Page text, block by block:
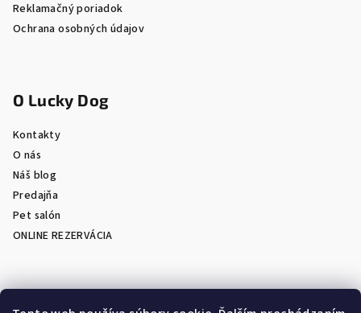
Reklamačný poriadok
Ochrana osobných údajov
O Lucky Dog
Kontakty
O nás
Náš blog
Predajňa
Pet salón
ONLINE REZERVÁCIA
Prijímame online platby